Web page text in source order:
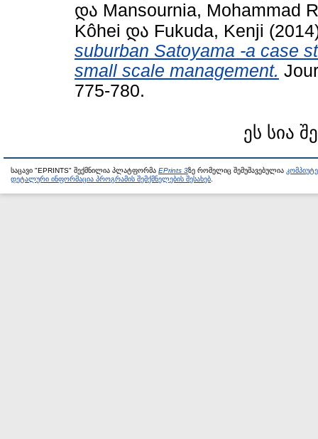
და Mansournia, Mohammad
Kôhei და Fukuda, Kenji
suburban Satoyama -a case
small scale management.
775-780.
ეს სია
საცავი "EPRINTS" შექმნილია პლატფორმა EPrints 3ზე რომელიც შემუშავებულია
დეტალური ინფორმაცია პროგრამის შემქმნელების შესახებ